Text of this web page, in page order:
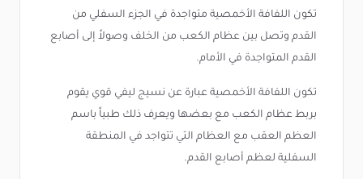
تكون اللفافة الأخمصية متواجدة في الجزء السفلي من
القدم وتصل بين عظام الكعب من الخلف وصولاً إلى أصابع
القدم المتواجدة في الأمام.
تكون اللفافة الأخمصية عبارة عن نسيج ليفي قوي يقوم
بربط عظام الكعب مع بعضها ويعرف ذلك طبياً باسم
العظم العقب مع العظام التي تتواجد في المنطقة
السفلية لعظم أصابع القدم.